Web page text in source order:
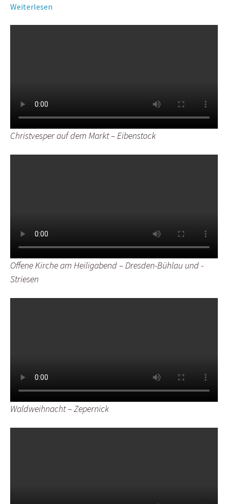
Weiterlesen
Christvesper auf dem Markt – Eibenstock
Offene Kirche am Heiligabend – Dresden-Bühlau und -
Striesen
Waldweihnacht – Zepernick